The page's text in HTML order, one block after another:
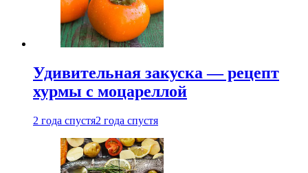
Удивительная закуска — рецепт
хурмы с моцареллой
2 года спустя2 года спустя